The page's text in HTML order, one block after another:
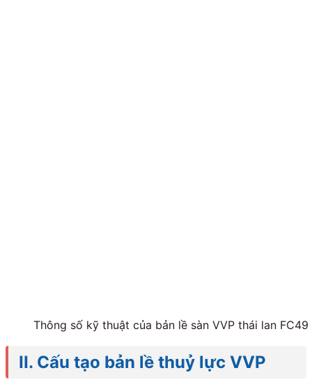
Thông số kỹ thuật của bản lề sàn VVP thái lan FC49
II. Cấu tạo bản lề thuỷ lực VVP